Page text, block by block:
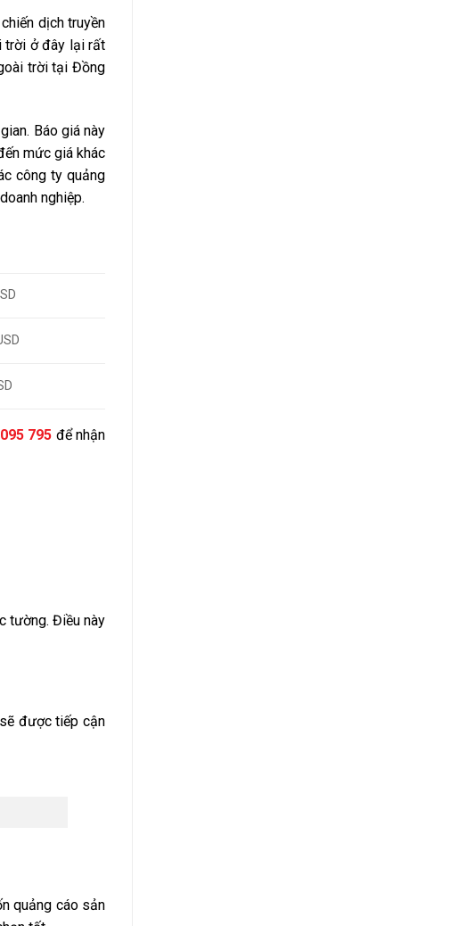
dịch truyền
trời ở đây lại rất
trời tại Đồng
Báo giá này
mức giá khác
công ty quảng
nghiệp.
795 để nhận
tường. Điều này
được tiếp cận
quảng cáo sản